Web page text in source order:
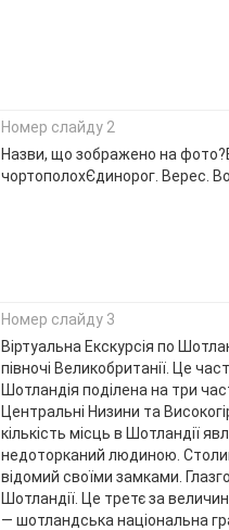
Номер слайду 2
Назви, що зображено на
чортополохЄдинорог. Верес.
Номер слайду 3
Віртуальна Екскурсія по
півночі Великобританії. Це
Шотландія поділена на три
Центральні Низини та
кількість місць в Шотландії
недоторканий людиною.
відомий своїми замками.
Шотландії. Це третє за
— шотландська національна